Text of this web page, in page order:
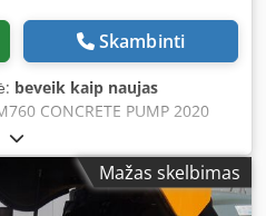
Skambinti
beveik kaip naujas
CONCRETE PUMP 2020
M760 concrete pump
hours: 869h!!
10 bar The machine is
for work (hoses not
Mažas skelbimas